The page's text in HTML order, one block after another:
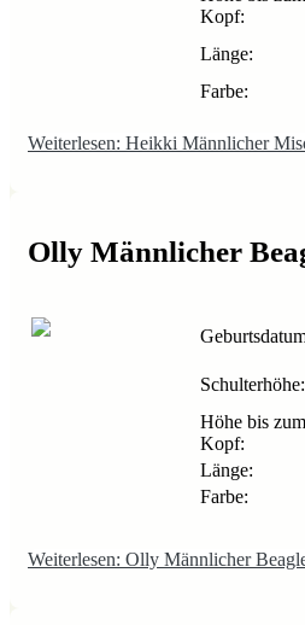
Kopf:
Länge:
Farbe:
Weiterlesen: Heikki Männlicher
Olly Männlicher
Schulterhöhe:
Höhe bis zum
Kopf:
Länge:
Farbe:
Weiterlesen: Olly Männlicher